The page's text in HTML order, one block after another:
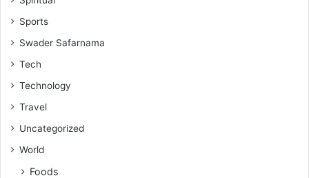
Sports
Swader Safarnama
Tech
Technology
Travel
Uncategorized
World
Foods